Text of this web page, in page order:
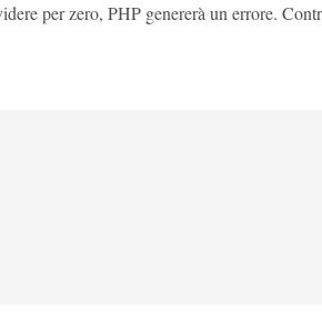
per zero, PHP genererà un errore.